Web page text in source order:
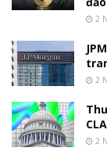
2
2
2